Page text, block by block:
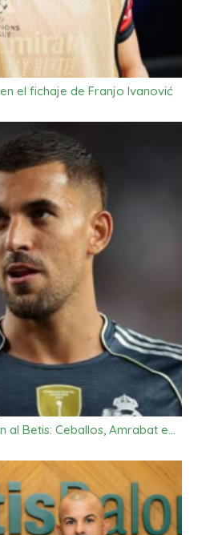
el fichaje de Franjo Ivanović
al Betis: Ceballos, Amrabat e…